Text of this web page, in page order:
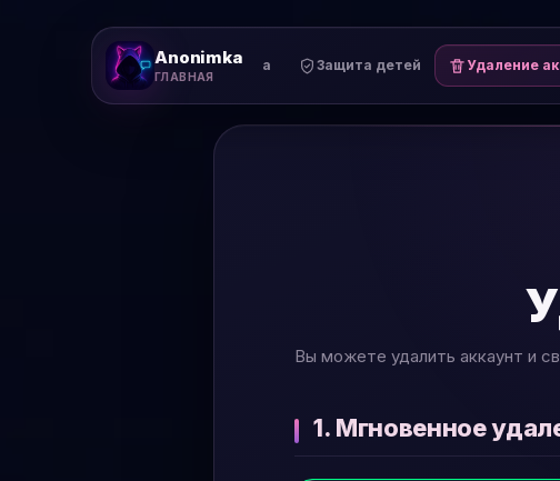
Anonimka
ГЛАВНАЯ
Поддержка Защита детей Удаление
Вы можете удалить аккаунт и
1. Мгновенное